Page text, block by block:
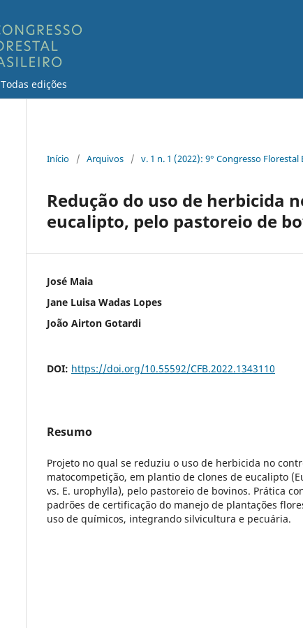
Todas edições
Início / Arquivos / v. 1 n. 1 (2022): 9° Congresso Florestal
Redução do uso de herbicida
eucalipto, pelo pastoreio de
José Maia
Jane Luisa Wadas Lopes
João Airton Gotardi
DOI: https://doi.org/10.55592/CFB.2022.1343110
Resumo
Projeto no qual se reduziu o uso de herbicida no
matocompetição, em plantio de clones de eucalipto
vs. E. urophylla), pelo pastoreio de bovinos. Prática
padrões de certificação do manejo de plantações
uso de químicos, integrando silvicultura e pecuária.